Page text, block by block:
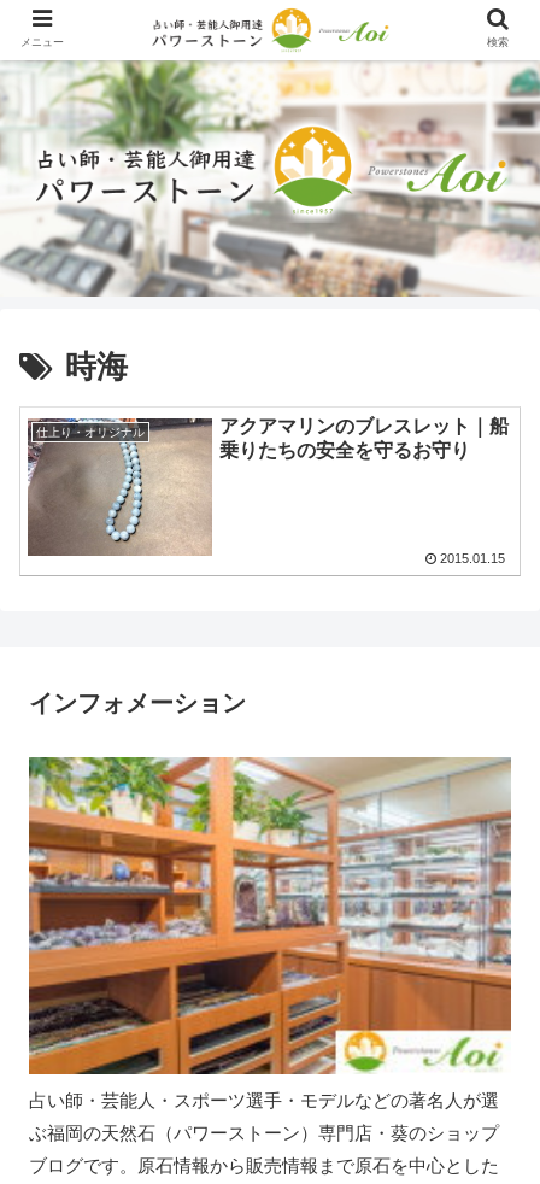
時海
仕上り・オリジナル
アクアマリンのブレスレット｜船
乗りたちの安全を守るお守り
2015.01.15
インフォメーション
占い師・芸能人・スポーツ選手・モデルなどの著名人が選
ぶ福岡の天然石（パワーストーン）専門店・葵のショップ
ブログです。原石情報から販売情報まで原石を中心とした
メニュー 検索